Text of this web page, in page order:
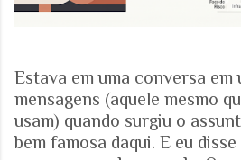
Estava em uma conversa em
mensagens (aquele mesmo
usam) quando surgiu o
bem famosa daqui. E eu